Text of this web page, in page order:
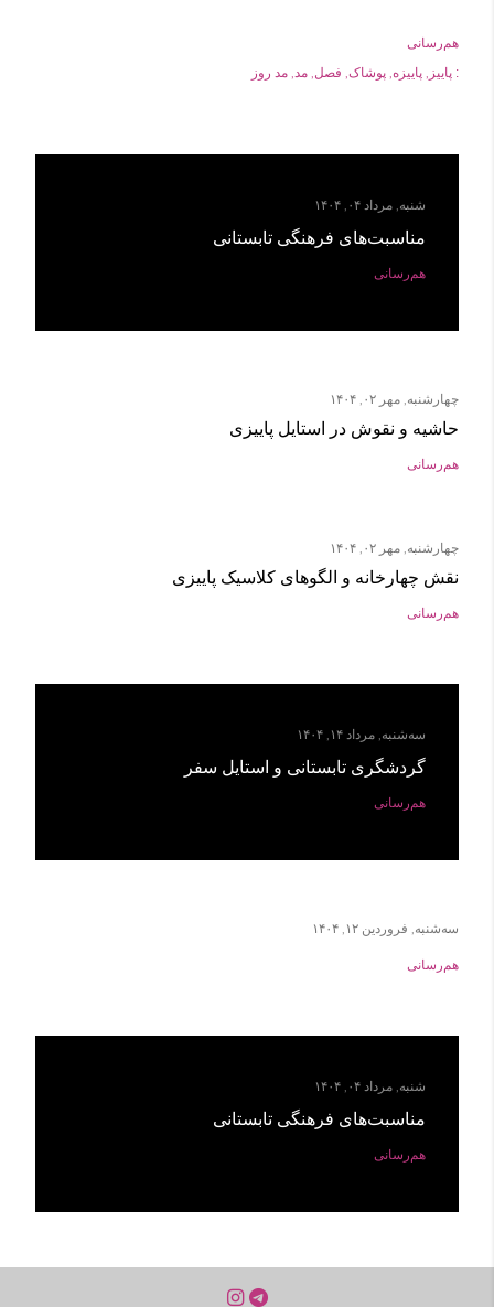
هم‌رسانی
: پاییز پاییزه پوشاک فصل مد مد روز
شنبه, مرداد ۰۴, ۱۴۰۴
مناسبت‌های فرهنگی تابستانی
هم‌رسانی
چهارشنبه, مهر ۰۲, ۱۴۰۴
حاشیه و نقوش در استایل پاییزی
هم‌رسانی
چهارشنبه, مهر ۰۲, ۱۴۰۴
نقش چهارخانه و الگوهای کلاسیک پاییزی
هم‌رسانی
سه‌شنبه, مرداد ۱۴, ۱۴۰۴
گردشگری تابستانی و استایل سفر
هم‌رسانی
سه‌شنبه, فروردین ۱۲, ۱۴۰۴
هم‌رسانی
شنبه, مرداد ۰۴, ۱۴۰۴
مناسبت‌های فرهنگی تابستانی
هم‌رسانی